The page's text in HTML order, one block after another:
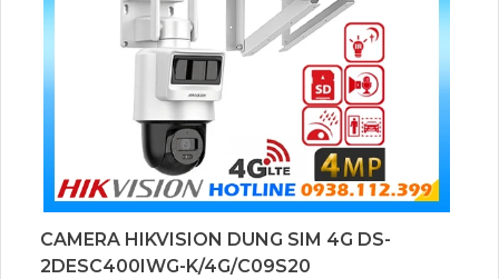
CAMERA HIKVISION DUNG SIM 4G DS-
2DESC400IWG-K/4G/C09S20